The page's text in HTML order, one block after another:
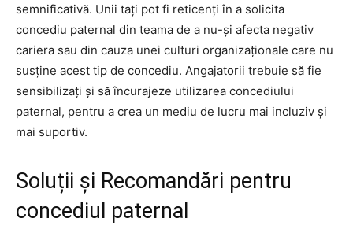
semnificativă. Unii tați pot fi reticenți în a solicita
concediu paternal din teama de a nu-și afecta negativ
cariera sau din cauza unei culturi organizaționale care nu
susține acest tip de concediu. Angajatorii trebuie să fie
sensibilizați și să încurajeze utilizarea concediului
paternal, pentru a crea un mediu de lucru mai incluziv și
mai suportiv.
Soluții și Recomandări pentru
concediul paternal